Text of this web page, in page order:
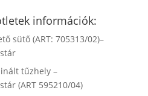
információk:
sütő (ART: 705313/02)–
tűzhely –
(ART 595210/04)